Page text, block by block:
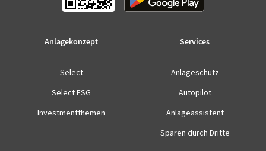
Anlagekonzept
Select
Select ESG
Investmentthemen
Services
Anlageschutz
Autopilot
Anlageassistent
Sparen durch Dritte